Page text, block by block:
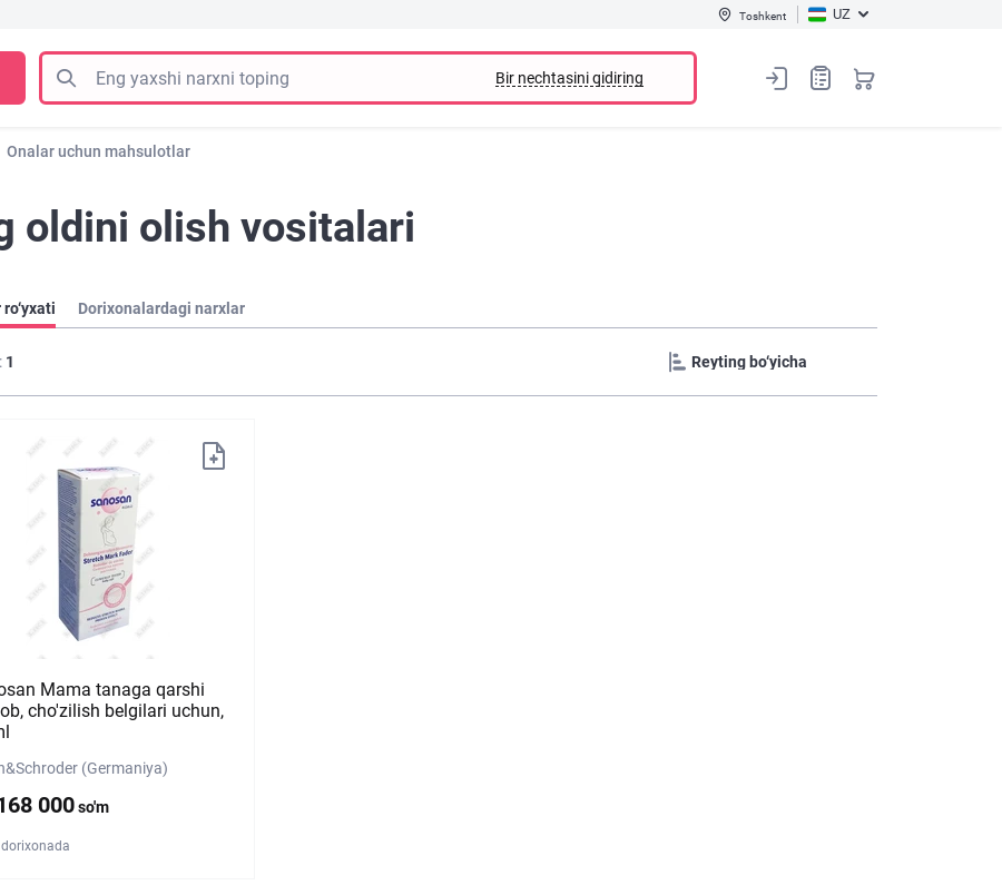
Toshkent UZ
Bir nechtasini qidiring
Onalar uchun mahsulotlar
oldini olish vositalari
Dorixonalardagi narxlar
1
Mama tanaga qarshi
cho'zilish belgilari uchun,
(Germaniya)
000so'm